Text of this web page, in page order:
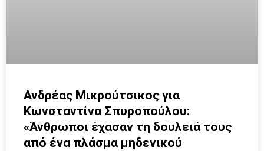
Ανδρέας Μικρούτσικος για
Κωνσταντίνα Σπυροπούλου:
«Άνθρωποι έχασαν τη δουλειά τους
από ένα πλάσμα μηδενικού